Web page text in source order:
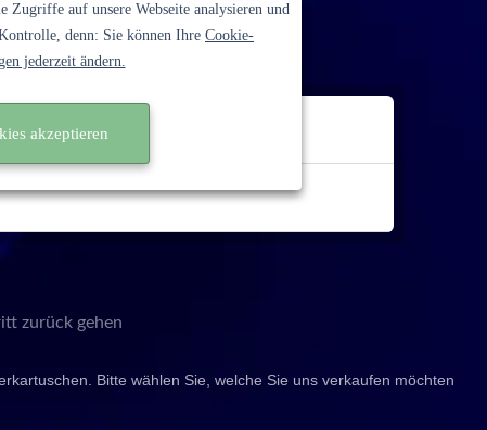
zurück gehen
Bitte wählen Sie, welche Sie uns verkaufen möchten
Zugriffe auf unsere Webseite analysieren und
denn: Sie können Ihre Cookie-
jederzeit ändern.
akzeptieren